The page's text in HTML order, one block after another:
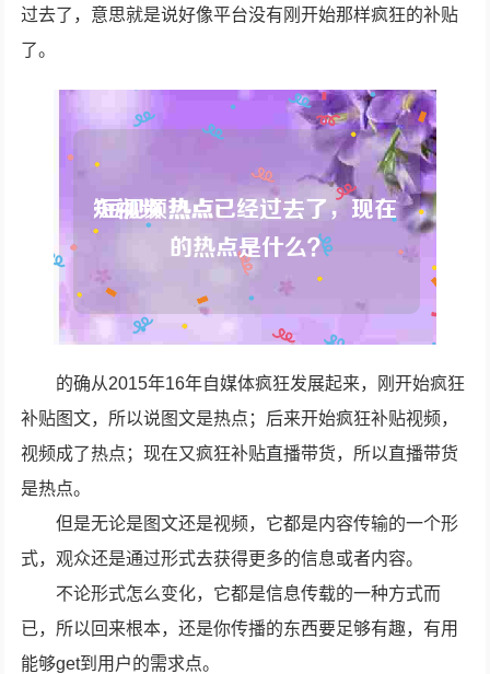
过去了，意思就是说好像平台没有刚开始那样疯狂的补贴
了。
的确从2015年16年自媒体疯狂发展起来，刚开始疯狂
补贴图文，所以说图文是热点；后来开始疯狂补贴视频，
视频成了热点；现在又疯狂补贴直播带货，所以直播带货
是热点。
但是无论是图文还是视频，它都是内容传输的一个形
式，观众还是通过形式去获得更多的信息或者内容。
不论形式怎么变化，它都是信息传载的一种方式而
已，所以回来根本，还是你传播的东西要足够有趣，有用
能够get到用户的需求点。